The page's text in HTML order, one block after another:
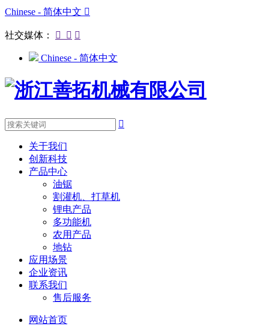
Chinese - 简体中文 
社交媒体：   
Chinese - 简体中文

关于我们
创新科技
产品中心
油锯
割灌机、打草机
锂电产品
多功能机
农用产品
地钻
应用场景
企业资讯
联系我们
售后服务
网站首页